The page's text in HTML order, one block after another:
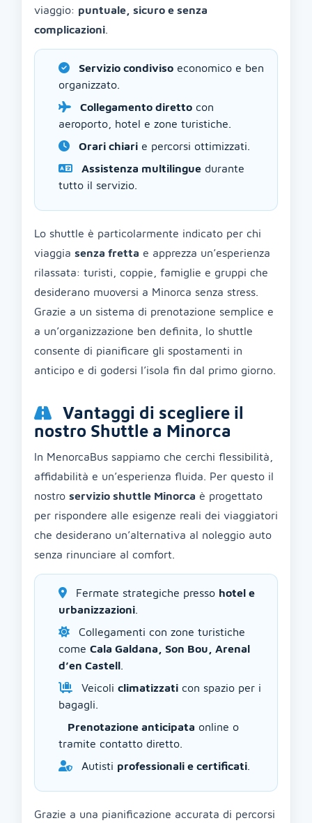
viaggio: puntuale, sicuro e senza
complicazioni
Servizio condiviso economico e ben
organizzato.
Collegamento diretto con
aeroporto, hotel e zone turistiche.
Orari chiari e percorsi ottimizzati.
Assistenza multilingue durante
tutto il servizio.
Lo shuttle è particolarmente indicato per chi
viaggia senza fretta e apprezza un’esperienza
rilassata: turisti, coppie, famiglie e gruppi che
desiderano muoversi a Minorca senza stress.
Grazie a un sistema di prenotazione semplice e
a un’organizzazione ben definita, lo shuttle
consente di pianificare gli spostamenti in
anticipo e di godersi l’isola fin dal primo giorno.
Vantaggi di scegliere il
nostro Shuttle a Minorca
In MenorcaBus sappiamo che cerchi flessibilità,
affidabilità e un’esperienza fluida. Per questo il
nostro servizio shuttle Minorca è progettato
per rispondere alle esigenze reali dei viaggiatori
che desiderano un’alternativa al noleggio auto
senza rinunciare al comfort.
Fermate strategiche presso hotel e
urbanizzazioni
Collegamenti con zone turistiche
come Cala Galdana, Son Bou, Arenal
d’en Castell
Veicoli climatizzati con spazio per i
bagagli.
Prenotazione anticipata online o
tramite contatto diretto.
Autisti professionali e certificati
Grazie a una pianificazione accurata di percorsi